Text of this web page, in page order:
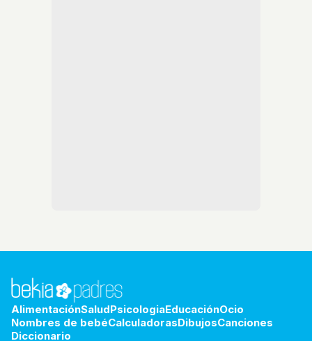
AlimentaciónSaludPsicologiaEducaciónOcio
Nombres de bebéCalculadorasDibujosCanciones
Diccionario